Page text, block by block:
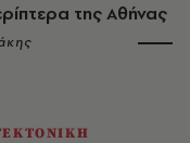
της Αθήνας